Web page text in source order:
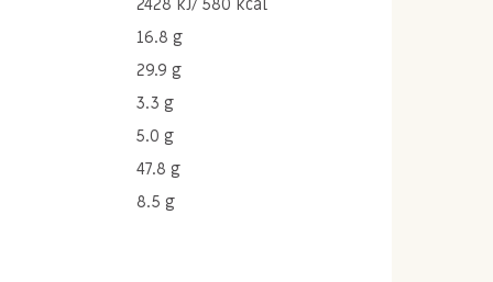
16.8 g
29.9 g
3.3 g
5.0 g
47.8 g
8.5 g